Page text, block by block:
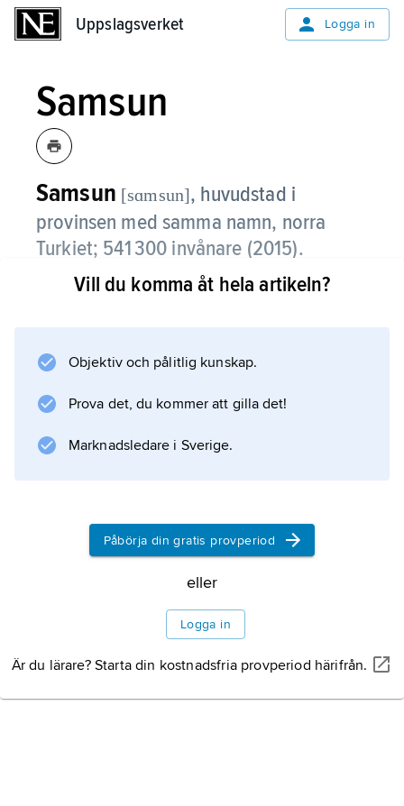
Uppslagsverket Logga in
Samsun
Samsun [sɑmsun], huvudstad i
provinsen med samma namn, norra
Turkiet; 541 300 invånare (2015).
Samsun är en hamnstad och trafikknut vid
Samsun har även universitet (grundat 1975).
Information om artikeln
Vill du komma åt hela artikeln?
Objektiv och pålitlig kunskap.
Prova det, du kommer att gilla det!
Marknadsledare i Sverige.
Påbörja din gratis provperiod
eller
Logga in
Är du lärare? Starta din kostnadsfria provperiod härifrån.